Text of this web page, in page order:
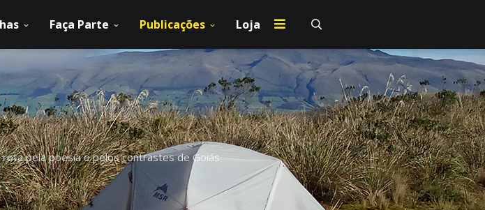
Faça Parte Publicações Loja
rota pela poesia e pelos contrastes de Goiás